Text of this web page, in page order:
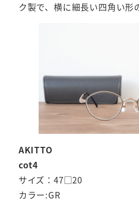
ク製で、横に細長い四角い形
AKITTO
cot4
サイズ：47□20
カラー:GR